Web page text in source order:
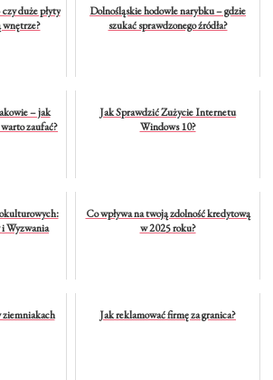
duże płyty
wnętrze?
Dolnośląskie hodowle narybku – gdzie
szukać sprawdzonego źródła?
– jak
zaufać?
Jak Sprawdzić Zużycie Internetu
Windows 10?
Wyzwania
Co wpływa na twoją zdolność kredytową
w 2025 roku?
Jak reklamować firmę za granica?